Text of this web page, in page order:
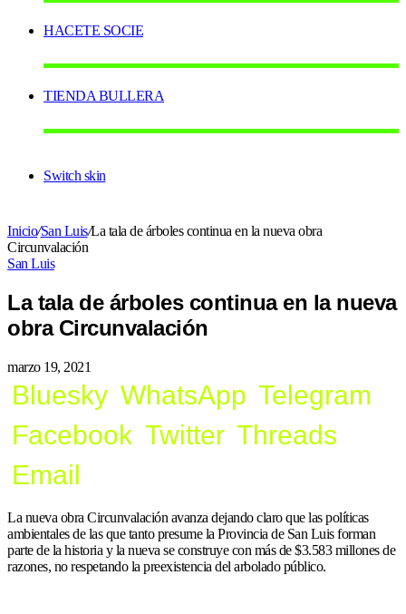
HACETE SOCIE
TIENDA BULLERA
Switch skin
Inicio/San Luis/La tala de árboles continua en la nueva obra
Circunvalación
San Luis
La tala de árboles continua en la nueva
obra Circunvalación
marzo 19, 2021
Bluesky WhatsApp Telegram
Facebook Twitter Threads
Email
La nueva obra Circunvalación avanza dejando claro que las políticas
ambientales de las que tanto presume la Provincia de San Luis forman
parte de la historia y la nueva se construye con más de$3.583 millonesde
razones, no respetando la preexistencia del arbolado público.